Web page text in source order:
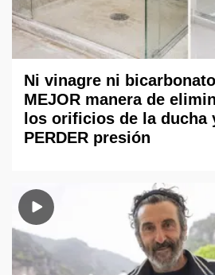
Ni vinagre ni
MEJOR manera de
los orificios de la ducha
PERDER presión